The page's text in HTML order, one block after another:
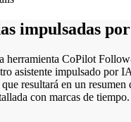
impulsadas
herramienta CoPilot
asistente impulsado por
resultará en un resumen
con marcas de tiempo.